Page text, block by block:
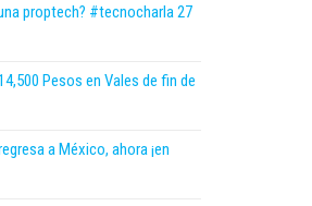
proptech? #tecnocharla 27
Pesos en Vales de fin de
a México, ahora ¡en